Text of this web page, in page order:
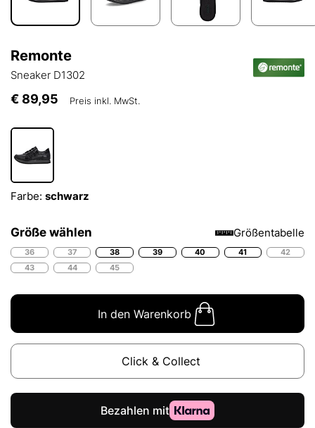
Remonte
Sneaker D1302
€ 89,95 Preis inkl. MwSt.
Farbe: schwarz
Größe wählen Größentabelle
36 37 38 39 40 41
42
43
44 45
In den Warenkorb
Click & Collect